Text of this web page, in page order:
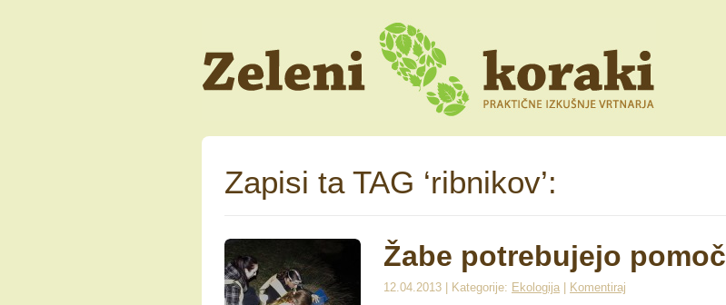
Zapisi ta TAG ‘ribnikov’:
Žabe potrebujejo pomoč
12.04.2013 | Kategorije: Ekologija Komentiraj